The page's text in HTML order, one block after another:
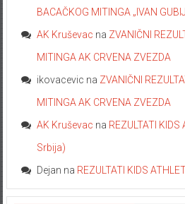
BACAČKOG MITINGA „IVAN
AK Kruševac na ZVANIČNI
MITINGA AK CRVENA ZVEZDA
ikovacevic na ZVANIČNI
MITINGA AK CRVENA ZVEZDA
AK Kruševac na REZULTATI
Srbija)
Dejan na REZULTATI KIDS